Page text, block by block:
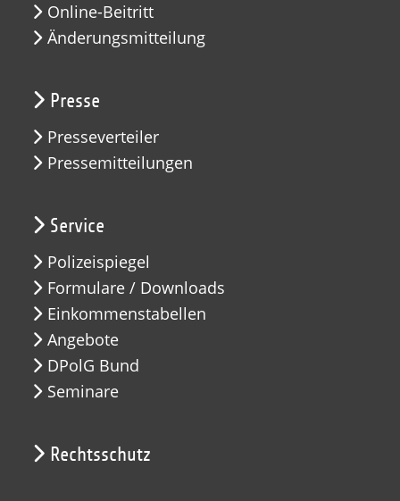
Online-Beitritt
Änderungsmitteilung
Presse
Presseverteiler
Pressemitteilungen
Service
Polizeispiegel
Formulare / Downloads
Einkommenstabellen
Angebote
DPolG Bund
Seminare
Rechtsschutz